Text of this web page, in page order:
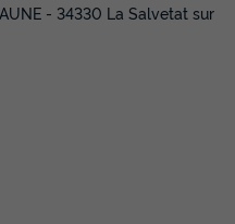
sanitaires
- 34330 La Salvetat sur